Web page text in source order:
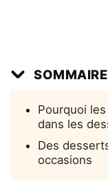
SOMMAIRE
Pourquoi
dans les
Des
occasions